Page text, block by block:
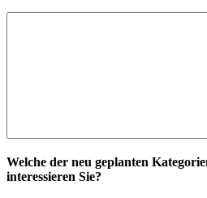
Welche der neu geplanten
interessieren Sie?